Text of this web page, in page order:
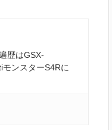
歴はGSX-
ンスターS4Rに